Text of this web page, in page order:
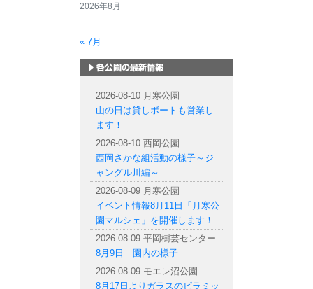
2026年8月
« 7月
2026-08-10 月寒公園
山の日は貸しボートも営業し
ます！
2026-08-10 西岡公園
西岡さかな組活動の様子～ジ
ャングル川編～
2026-08-09 月寒公園
イベント情報8月11日「月寒公
園マルシェ」を開催します！
2026-08-09 平岡樹芸センター
8月9日 園内の様子
2026-08-09 モエレ沼公園
8月17日よりガラスのピラミッ